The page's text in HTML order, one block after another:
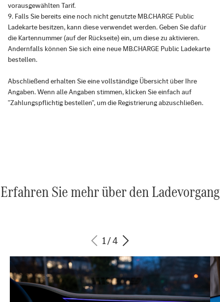
vorausgewählten Tarif.
Falls Sie bereits eine noch nicht genutzte MB.CHARGE Public
Ladekarte besitzen, kann diese verwendet werden. Geben Sie dafür
die Kartennummer (auf der Rückseite) ein, um diese zu aktivieren.
Andernfalls können Sie sich eine neue MB.CHARGE Public Ladekarte
bestellen.
Abschließend erhalten Sie eine vollständige Übersicht über Ihre
Angaben. Wenn alle Angaben stimmen, klicken Sie einfach auf
"Zahlungspflichtig bestellen", um die Registrierung abzuschließen.
Erfahren Sie mehr über den Ladevorgang
1/4